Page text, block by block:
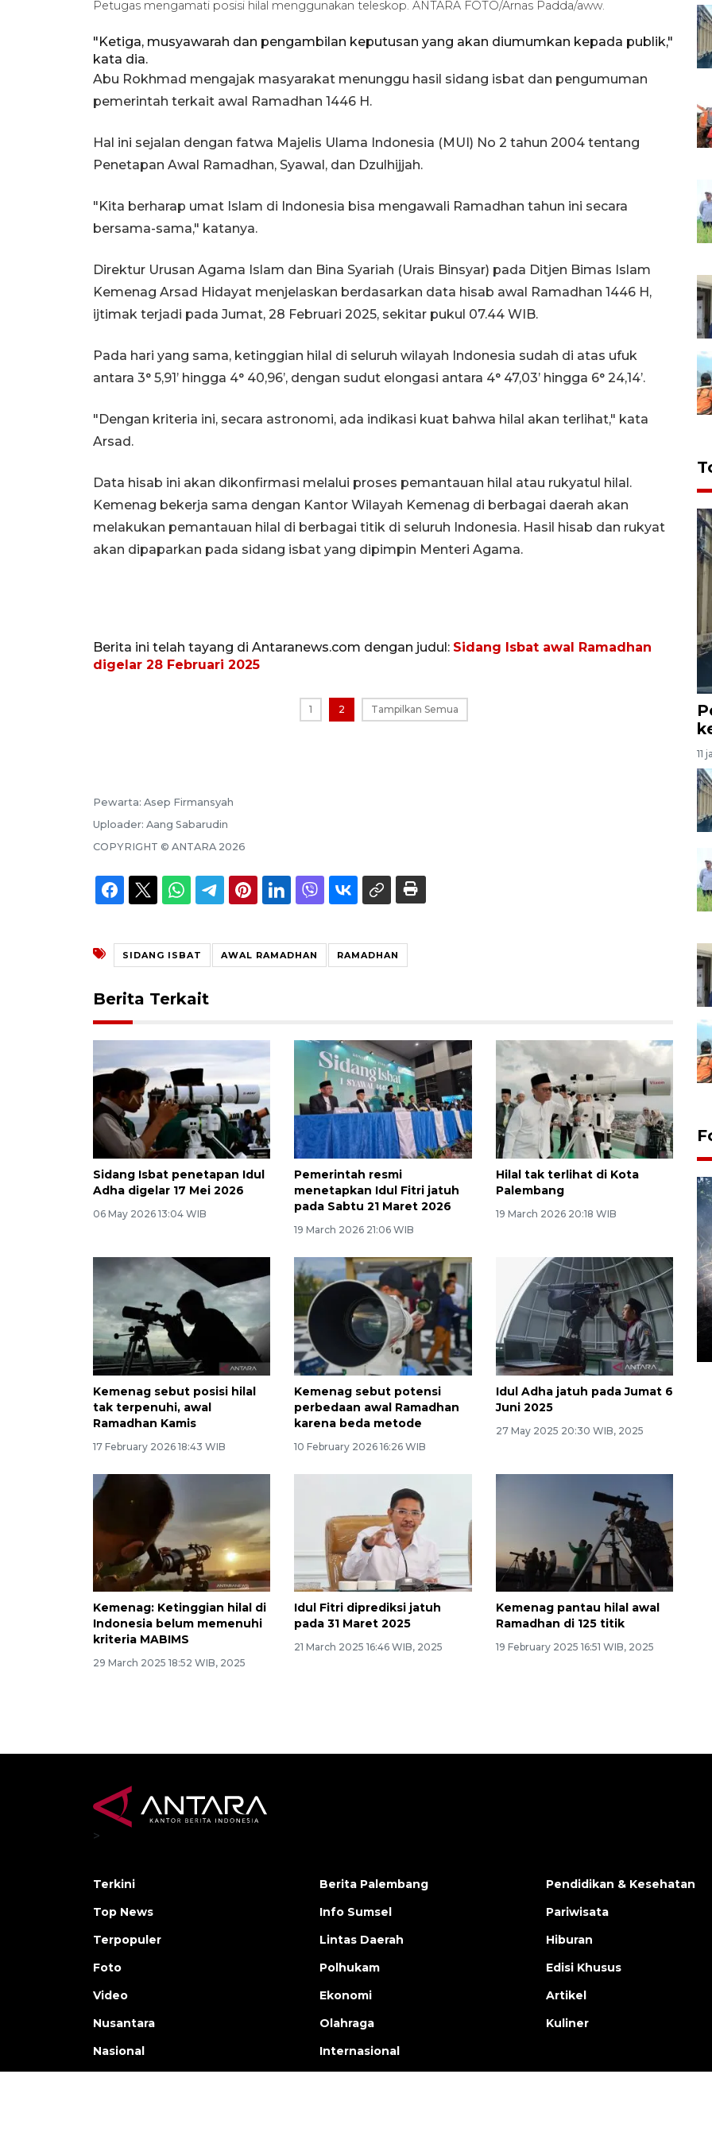
Petugas mengamati posisi hilal menggunakan teleskop. ANTARA FOTO/Arnas Padda/aww.
"Ketiga, musyawarah dan pengambilan keputusan yang akan diumumkan kepada publik,"
kata dia.
Abu Rokhmad mengajak masyarakat menunggu hasil sidang isbat dan pengumuman
pemerintah terkait awal Ramadhan 1446 H.
Hal ini sejalan dengan fatwa Majelis Ulama Indonesia (MUI) No 2 tahun 2004 tentang
Penetapan Awal Ramadhan, Syawal, dan Dzulhijjah.
"Kita berharap umat Islam di Indonesia bisa mengawali Ramadhan tahun ini secara
bersama-sama," katanya.
Direktur Urusan Agama Islam dan Bina Syariah (Urais Binsyar) pada Ditjen Bimas Islam
Kemenag Arsad Hidayat menjelaskan berdasarkan data hisab awal Ramadhan 1446 H,
ijtimak terjadi pada Jumat, 28 Februari 2025, sekitar pukul 07.44 WIB.
Pada hari yang sama, ketinggian hilal di seluruh wilayah Indonesia sudah di atas ufuk
antara 3° 5,91’ hingga 4° 40,96’, dengan sudut elongasi antara 4° 47,03’ hingga 6° 24,14’.
"Dengan kriteria ini, secara astronomi, ada indikasi kuat bahwa hilal akan terlihat," kata
Arsad.
Data hisab ini akan dikonfirmasi melalui proses pemantauan hilal atau rukyatul hilal.
Kemenag bekerja sama dengan Kantor Wilayah Kemenag di berbagai daerah akan
melakukan pemantauan hilal di berbagai titik di seluruh Indonesia. Hasil hisab dan rukyat
akan dipaparkan pada sidang isbat yang dipimpin Menteri Agama.
Berita ini telah tayang di Antaranews.com dengan judul: Sidang Isbat awal Ramadhan
digelar 28 Februari 2025
1 2 Tampilkan Semua
Pewarta: Asep Firmansyah
Uploader: Aang Sabarudin
COPYRIGHT © ANTARA 2026
SIDANG ISBAT AWAL RAMADHAN RAMADHAN
Berita Terkait
Sidang Isbat penetapan Idul
Adha digelar 17 Mei 2026
06 May 2026 13:04 WIB
Pemerintah resmi
menetapkan Idul Fitri jatuh
pada Sabtu 21 Maret 2026
19 March 2026 21:06 WIB
Hilal tak terlihat di Kota
Palembang
19 March 2026 20:18 WIB
Kemenag sebut posisi hilal
tak terpenuhi, awal
Ramadhan Kamis
17 February 2026 18:43 WIB
Kemenag sebut potensi
perbedaan awal Ramadhan
karena beda metode
10 February 2026 16:26 WIB
Idul Adha jatuh pada Jumat 6
Juni 2025
27 May 2025 20:30 WIB, 2025
Kemenag: Ketinggian hilal di
Indonesia belum memenuhi
kriteria MABIMS
29 March 2025 18:52 WIB, 2025
Idul Fitri diprediksi jatuh
pada 31 Maret 2025
21 March 2025 16:46 WIB, 2025
Kemenag pantau hilal awal
Ramadhan di 125 titik
19 February 2025 16:51 WIB, 2025
11
Alokasi anggaran untuk bibit
kopi arabika Gayo
15 June 2026 11:15 WIB
>
Terkini
Top News
Terpopuler
Foto
Video
Nusantara
Nasional
Berita Palembang
Info Sumsel
Lintas Daerah
Polhukam
Ekonomi
Olahraga
Internasional
Pendidikan & Kesehatan
Pariwisata
Hiburan
Edisi Khusus
Artikel
Kuliner